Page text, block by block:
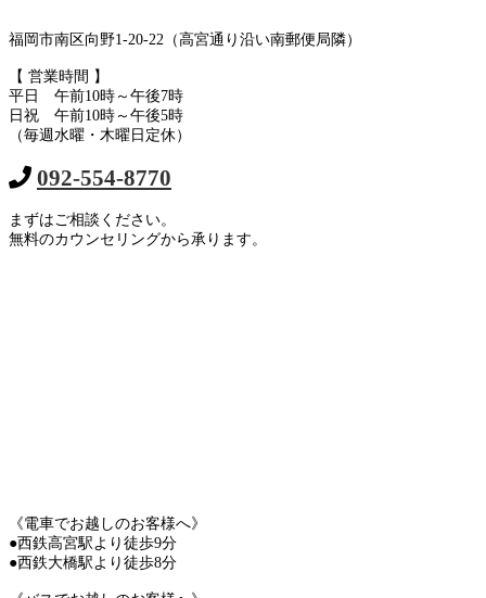
福岡市南区向野1-20-22（高宮通り沿い南郵便局隣）
【 営業時間 】
平日 午前10時～午後7時
日祝 午前10時～午後5時
（毎週水曜・木曜日定休）
092-554-8770
まずはご相談ください。
無料のカウンセリングから承ります。
《電車でお越しのお客様へ》
●西鉄高宮駅より徒歩9分
●西鉄大橋駅より徒歩8分